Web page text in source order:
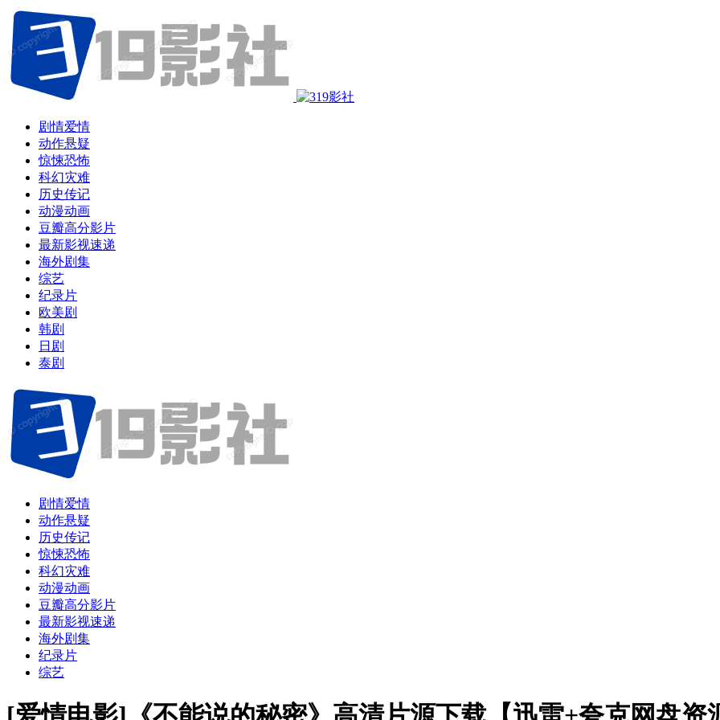
剧情爱情
动作悬疑
惊悚恐怖
科幻灾难
历史传记
动漫动画
豆瓣高分影片
最新影视速递
海外剧集
综艺
纪录片
欧美剧
韩剧
日剧
泰剧
剧情爱情
动作悬疑
历史传记
惊悚恐怖
科幻灾难
动漫动画
豆瓣高分影片
最新影视速递
海外剧集
纪录片
综艺